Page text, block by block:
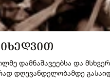
დამნაშავეებსა და
გასაიდუმლოებულია